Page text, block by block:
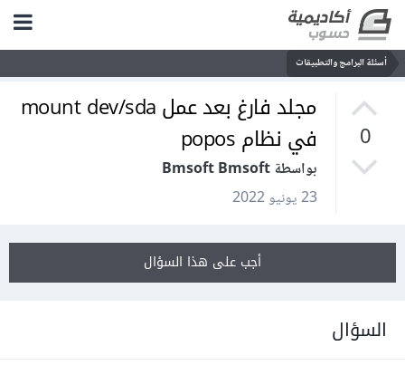
أسئلة البرامج والتطبيقات
0
مجلد فارغ بعد عمل mount dev/sda
في نظام popos
بواسطة Bmsoft Bmsoft
23 يونيو 2022
أجب على هذا السؤال
السؤال